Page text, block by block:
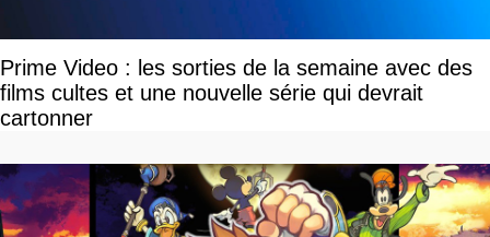
Prime Video : les sorties de la semaine avec des
films cultes et une nouvelle série qui devrait
cartonner